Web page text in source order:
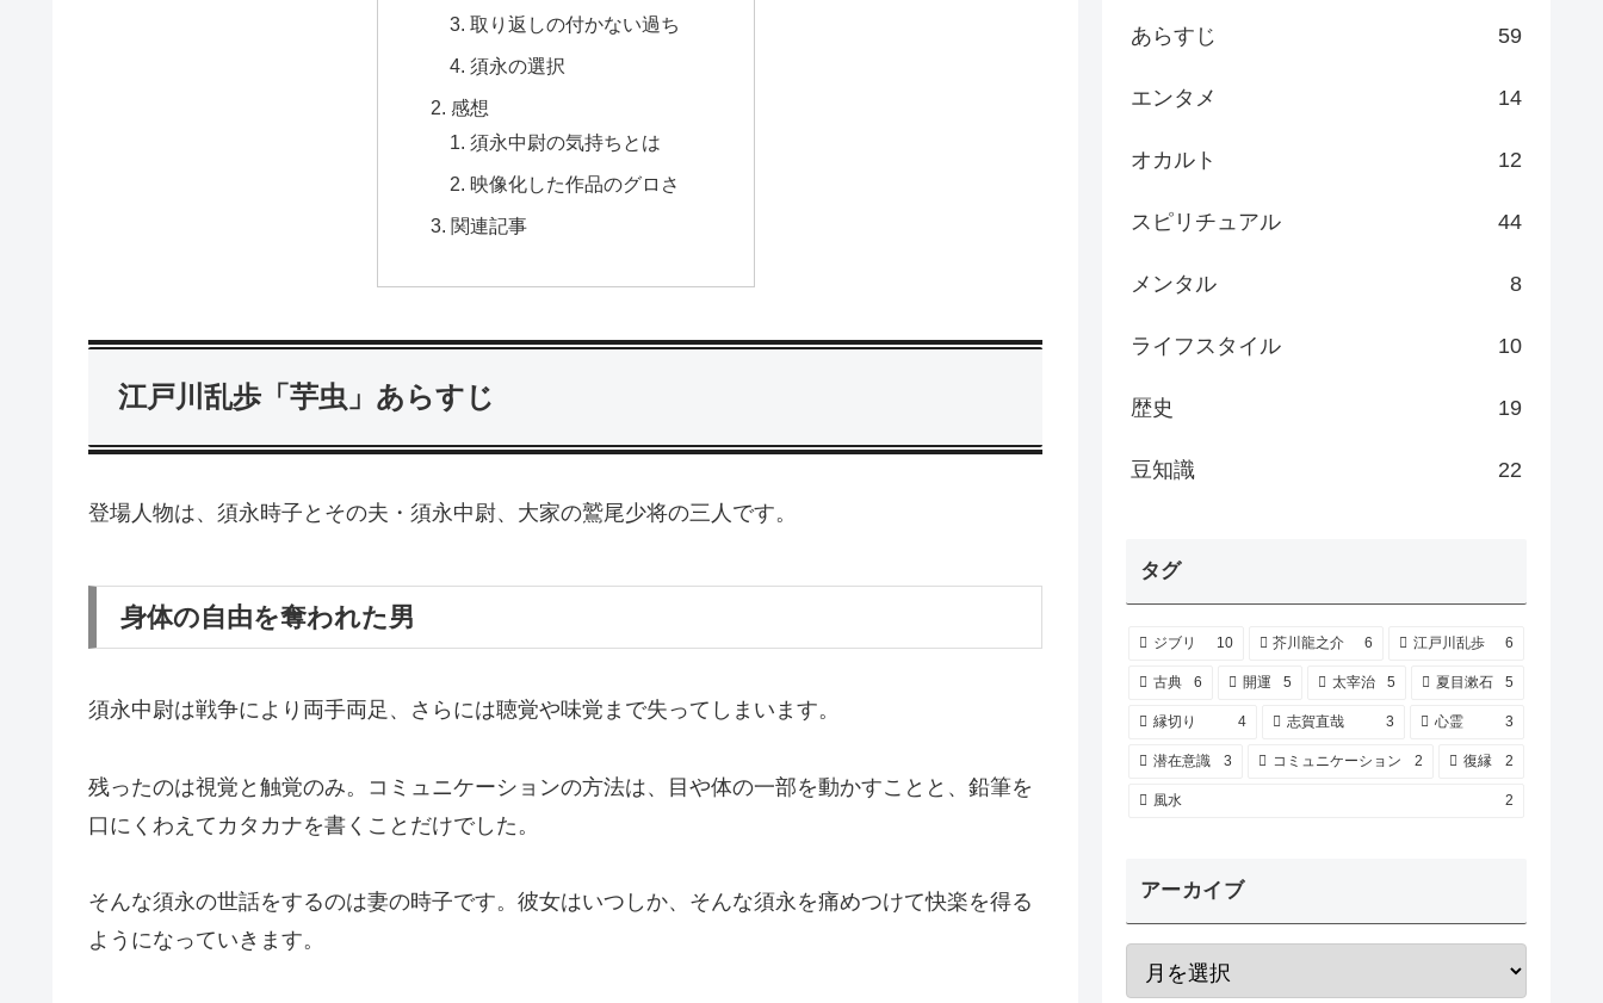
取り返しの付かない過ち
須永の選択
感想
須永中尉の気持ちとは
映像化した作品のグロさ
関連記事
江戸川乱歩「芋虫」あらすじ
登場人物は、須永時子とその夫・須永中尉、大家の鷲尾少将の三人です。
身体の自由を奪われた男
須永中尉は戦争により両手両足、さらには聴覚や味覚まで失ってしまいます。
残ったのは視覚と触覚のみ。コミュニケーションの方法は、目や体の一部を動かすことと、鉛筆を
口にくわえてカタカナを書くことだけでした。
そんな須永の世話をするのは妻の時子です。彼女はいつしか、そんな須永を痛めつけて快楽を得る
ようになっていきます。
あらすじ 59
エンタメ 14
オカルト 12
スピリチュアル 44
メンタル 8
ライフスタイル 10
歴史 19
豆知識 22
タグ
ジブリ 10 芥川龍之介 6 江戸川乱歩 6
古典 6 開運 5 太宰治 5 夏目漱石 5
縁切り 4 志賀直哉 3 心霊 3
潜在意識 3 コミュニケーション 2 復縁 2
風水 2
アーカイブ